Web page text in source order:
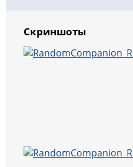
Скриншоты